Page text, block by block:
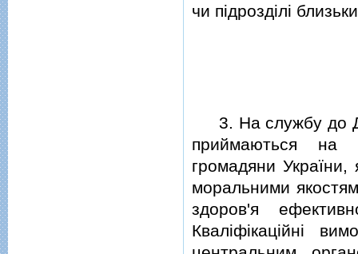
чи пiдроздiлi
3. На службу до
приймаються на
громадяни
моральними
здоров'я
Квалiфiкацiйнi